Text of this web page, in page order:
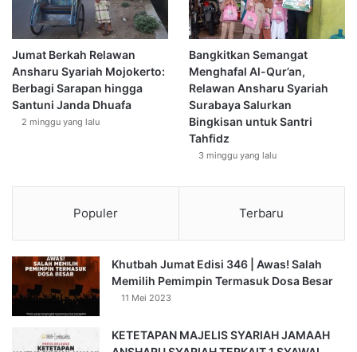
Jumat Berkah Relawan
Ansharu Syariah Mojokerto:
Berbagi Sarapan hingga
Santuni Janda Dhuafa
2 minggu yang lalu
Bangkitkan Semangat
Menghafal Al-Qur’an,
Relawan Ansharu Syariah
Surabaya Salurkan
Bingkisan untuk Santri
Tahfidz
3 minggu yang lalu
Populer Terbaru
Khutbah Jumat Edisi 346 | Awas! Salah
Memilih Pemimpin Termasuk Dosa Besar
11 Mei 2023
KETETAPAN MAJELIS SYARIAH JAMAAH